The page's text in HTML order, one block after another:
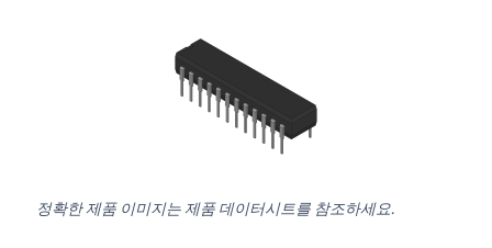
정확한 제품 이미지는 제품 데이터시트를 참조하세요.